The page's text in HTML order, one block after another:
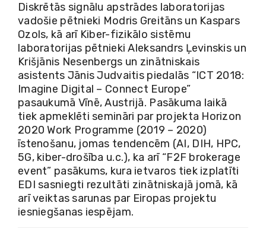
Diskrētās signālu apstrādes laboratorijas
vadošie pētnieki Modris Greitāns un Kaspars
Ozols, kā arī Kiber-fizikālo sistēmu
laboratorijas pētnieki Aleksandrs Ļevinskis un
Krišjānis Nesenbergs un zinātniskais
asistents Jānis Judvaitis piedalās “ICT 2018:
Imagine Digital – Connect Europe”
pasaukumā Vīnē, Austrijā. Pasākuma laikā
tiek apmeklēti semināri par projekta Horizon
2020 Work Programme (2019 – 2020)
īstenošanu, jomas tendencēm (AI, DIH, HPC,
5G, kiber-drošība u.c.), ka arī “F2F brokerage
event” pasākums, kura ietvaros tiek izplatīti
EDI sasniegti rezultāti zinātniskajā jomā, kā
arī veiktas sarunas par Eiropas projektu
iesniegšanas iespējam.